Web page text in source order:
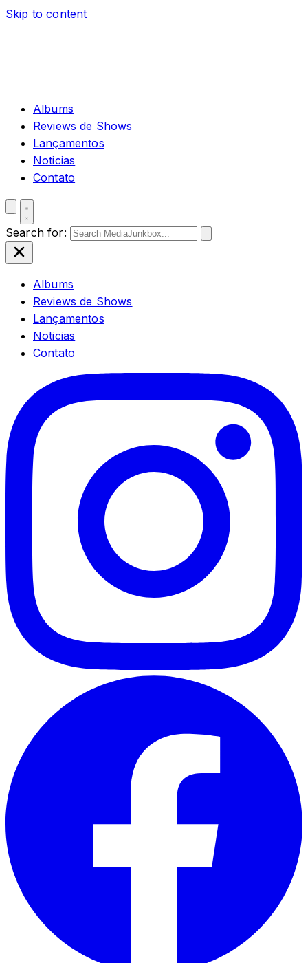
Skip to content
Albums
Reviews de Shows
Lançamentos
Noticias
Contato
Search for:
Albums
Reviews de Shows
Lançamentos
Noticias
Contato